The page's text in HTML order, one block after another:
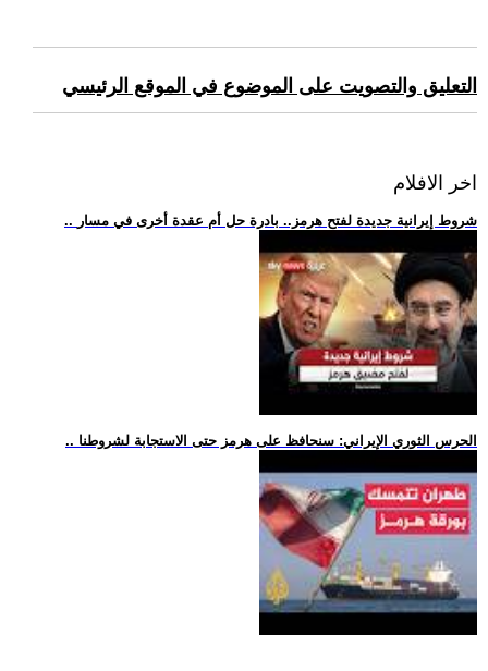
التعليق والتصويت على الموضوع في الموقع الرئيسي
اخر الافلام
.. شروط إيرانية جديدة لفتح هرمز.. بادرة حل أم عقدة أخرى في مسار
.. الحرس الثوري الإيراني: سنحافظ على هرمز حتى الاستجابة لشروطنا